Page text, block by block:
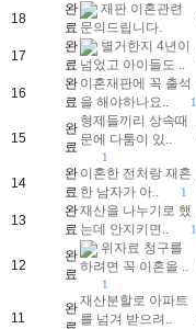
18
완
료
재판 이혼관련
문의드립니다.
17
완
료
별거한지 4년이
넘었고 아이들도 ..
16
완
료
이혼재판에 꼭 출석
을 해야하나요..
1
15
완
료
형제들끼리 상속때
문에 다툼이 있..
1
14
완
료
이혼한 전처랑 재혼
한 남자가 아..
1
13
완
료
재산을 나누기로 했
는데 안지키면..
1
12
완
료
위자료 청구를
하려면 꼭 이혼을 ..
1
11
완재산분할로 아파트
를 넘겨 받으려..